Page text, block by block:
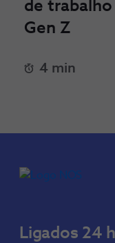
de
Gen Z
4 min
Ligados 24